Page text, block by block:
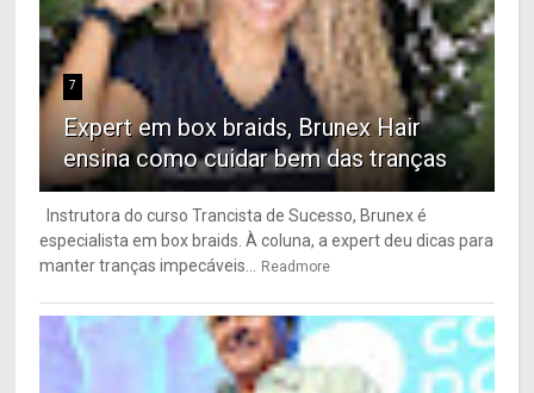
7
Expert em box braids, Brunex Hair
ensina como cuidar bem das tranças
Instrutora do curso Trancista de Sucesso, Brunex é
especialista em box braids. À coluna, a expert deu dicas para
manter tranças impecáveis...
Readmore